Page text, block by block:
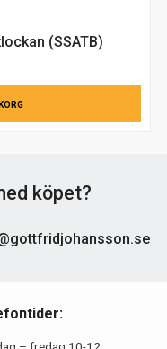
(SSATB)
köpet?
– fredag 10-12